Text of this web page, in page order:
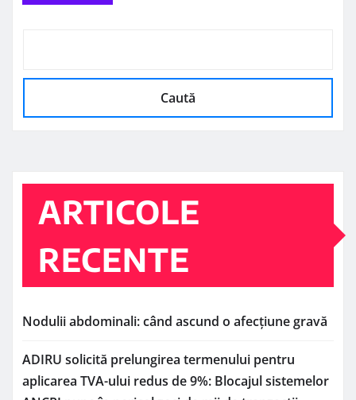
Caută
ARTICOLE
RECENTE
Nodulii abdominali: când ascund o afecțiune gravă
ADIRU solicită prelungirea termenului pentru
aplicarea TVA-ului redus de 9%: Blocajul sistemelor